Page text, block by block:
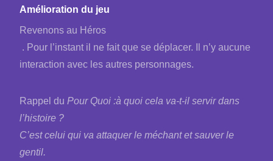
Amélioration du jeu
Revenons au Héros
. Pour l’instant il ne fait que se déplacer. Il n’y aucune
interaction avec les autres personnages.
Rappel du Pour Quoi :à quoi cela va-t-il servir dans
l’histoire ?
C’est celui qui va attaquer le méchant et sauver le
gentil.